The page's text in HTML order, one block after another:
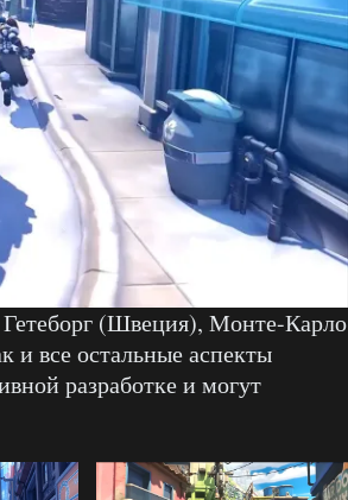
(Швеция), Монте-Карло
все остальные аспекты
разработке и могут